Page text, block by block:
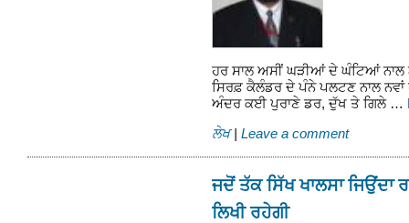
ਹਰ ਸਾਲ ਅਸੀਂ ਘੜੀਆਂ ਦੇ ਘੰਟਿਆਂ
ਸਿਰਫ਼ ਕੈਲੰਡਰ ਦੇ ਪੰਨੇ ਪਲਟਣ ਨਾਲ ਨਵਾਂ
ਅੰਦਰ ਕਈ ਪੁਰਾਣੇ ਡਰ, ਦੁੱਖ ਤੇ ਗਿਲੇ …
ਲੇਖ | Leave a comment
ਜਦੋਂ ਤੱਕ ਸਿੱਖ ਖਾਲਸਾ ਜਿਉਂਦਾ
ਲਿਖੀ ਰਹੇਗੀ